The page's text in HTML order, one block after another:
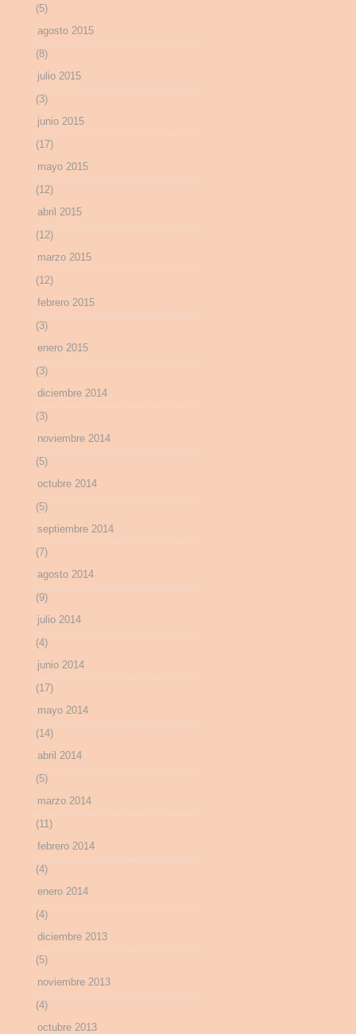
(5)
agosto 2015
(8)
julio 2015
(3)
junio 2015
(17)
mayo 2015
(12)
abril 2015
(12)
marzo 2015
(12)
febrero 2015
(3)
enero 2015
(3)
diciembre 2014
(3)
noviembre 2014
(5)
octubre 2014
(5)
septiembre 2014
(7)
agosto 2014
(9)
julio 2014
(4)
junio 2014
(17)
mayo 2014
(14)
abril 2014
(5)
marzo 2014
(11)
febrero 2014
(4)
enero 2014
(4)
diciembre 2013
(5)
noviembre 2013
(4)
octubre 2013